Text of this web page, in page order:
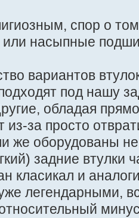
спор о
насыпные
вариантов
под нашу
обладая
из-за просто
же оборудованы
задние втулки
класикал и
легендарными,